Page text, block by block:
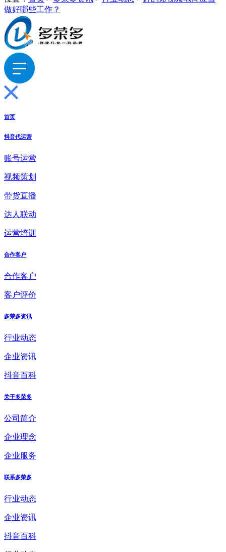
做好哪些工作？
首页
抖音代运营
账号运营
视频策划
带货直播
达人联动
运营培训
合作客户
合作客户
客户评价
多荣多资讯
行业动态
企业资讯
抖音百科
关于多荣多
公司简介
企业理念
企业服务
联系多荣多
行业动态
企业资讯
抖音百科